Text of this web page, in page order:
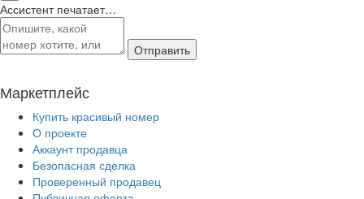
Ассистент печатает…
Отправить
Маркетплейс
Купить красивый номер
О проекте
Аккаунт продавца
Безопасная сделка
Проверенный продавец